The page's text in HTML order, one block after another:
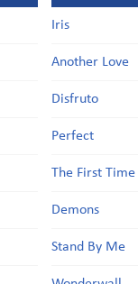
Iris
Another Love
Disfruto
Perfect
The First Time
Demons
Stand By Me